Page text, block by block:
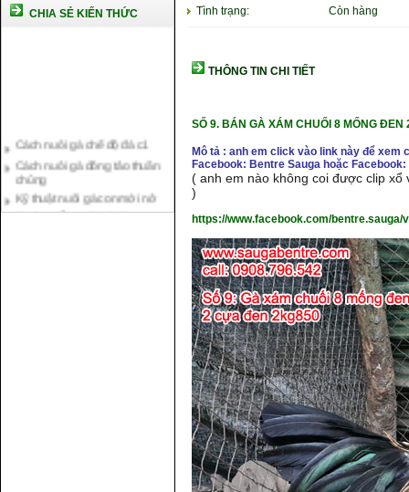
CHIA SẺ KIẾN THỨC
Cách nuôi gà đông tảo thuần
chủng
Kỹ thuật nuôi gà con mới nở
Hướng dẫn nuôi gà đá
Tình trạng: Còn hàng
THÔNG TIN CHI TIẾT
SỐ 9.BÁN GÀ XÁM CHUỐI 8 MỐNG
Mô tả : anh em click vào link này để
Facebook: Bentre Sauga hoặc Facebook:
( anh em nào không coi được clip xổ
)
https://www.facebook.com/bentre.sauga/